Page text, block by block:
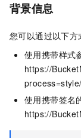
背景信息
您可以通过以下方
使用携带样式
https://
使用携带签名
https://